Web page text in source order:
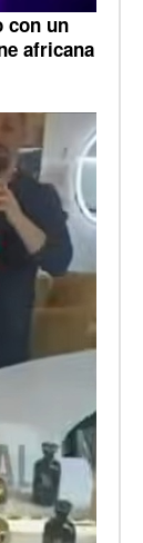
con un
africana